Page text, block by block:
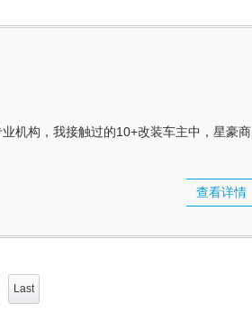
机构，我接触过的10+改装车主中，星豪商
查看详情
Last